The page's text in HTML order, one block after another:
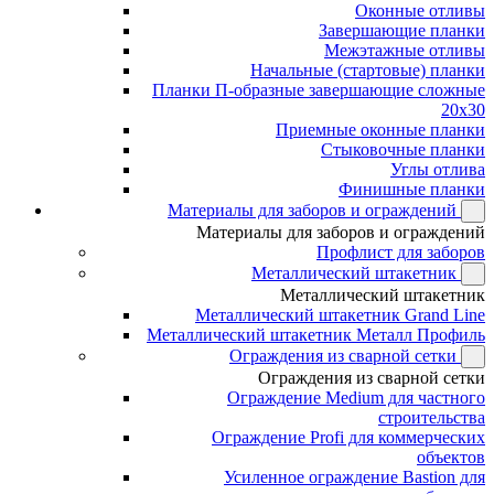
Оконные отливы
Завершающие планки
Межэтажные отливы
Начальные (стартовые) планки
Планки П-образные завершающие сложные
20x30
Приемные оконные планки
Стыковочные планки
Углы отлива
Финишные планки
Материалы для заборов и ограждений
Материалы для заборов и ограждений
Профлист для заборов
Металлический штакетник
Металлический штакетник
Металлический штакетник Grand Line
Металлический штакетник Металл Профиль
Ограждения из сварной сетки
Ограждения из сварной сетки
Ограждение Medium для частного
строительства
Ограждение Profi для коммерческих
объектов
Усиленное ограждение Bastion для